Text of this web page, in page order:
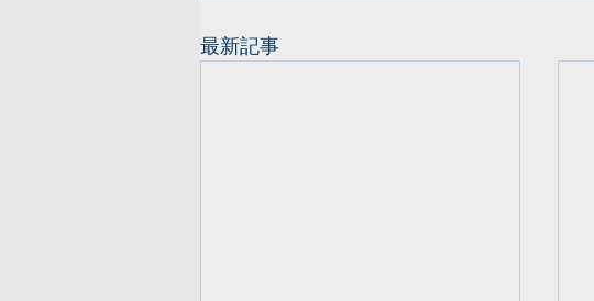
最新記事